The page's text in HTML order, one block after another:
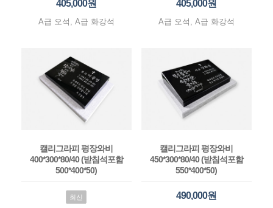
405,000원
A급 오석, A급 화강석
405,000원
A급 오석, A급 화강석
캘리그라피 평장와비
400*300*80/40 (받침석포함
500*400*50)
최신
캘리그라피 평장와비
450*300*80/40 (받침석포함
550*400*50)
490,000원